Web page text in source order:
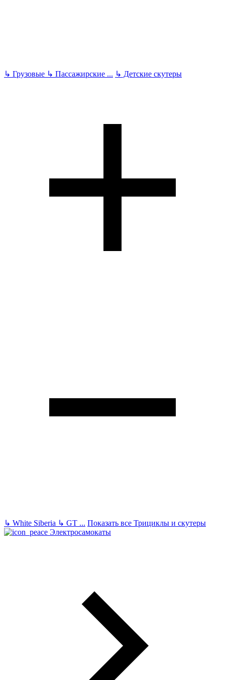
↳ Грузовые ↳ Пассажирские ... ↳ Детские скутеры
↳ White Siberia ↳ GT ... Показать все Трициклы и скутеры
Электросамокаты